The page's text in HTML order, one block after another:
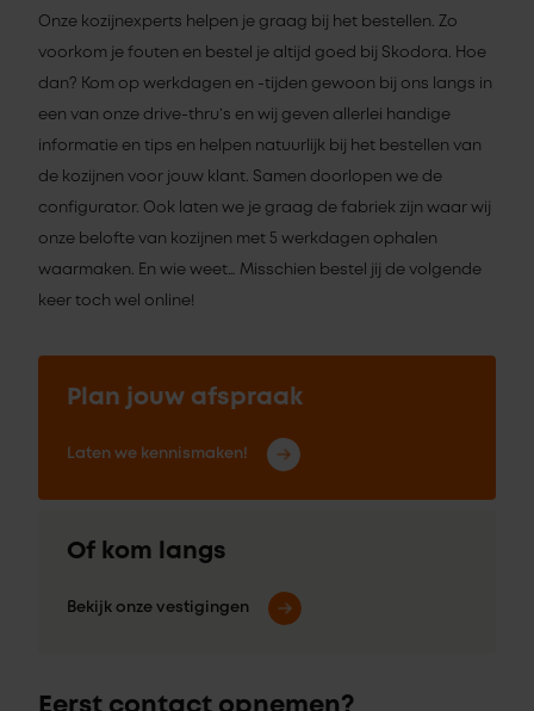
Onze kozijnexperts helpen je graag bij het bestellen. Zo
voorkom je fouten en bestel je altijd goed bij Skodora. Hoe
dan? Kom op werkdagen en -tijden gewoon bij ons langs in
een van onze drive-thru’s en wij geven allerlei handige
informatie en tips en helpen natuurlijk bij het bestellen van
de kozijnen voor jouw klant. Samen doorlopen we de
configurator. Ook laten we je graag de fabriek zijn waar wij
onze belofte van kozijnen met 5 werkdagen ophalen
waarmaken. En wie weet… Misschien bestel jij de volgende
keer toch wel online!
Plan jouw afspraak
Laten we kennismaken!
Of kom langs
Bekijk onze vestigingen
Eerst contact opnemen?